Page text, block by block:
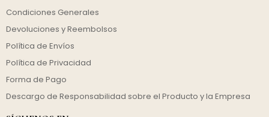
Condiciones Generales
Devoluciones y Reembolsos
Política de Envíos
Política de Privacidad
Forma de Pago
Descargo de Responsabilidad sobre el Producto y la Empresa